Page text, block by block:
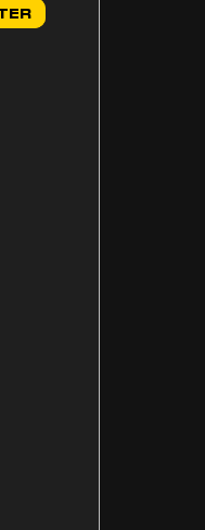
qui cherchent à
et puissants. Les
leur bonheur
soin pour maximiser
une création qui